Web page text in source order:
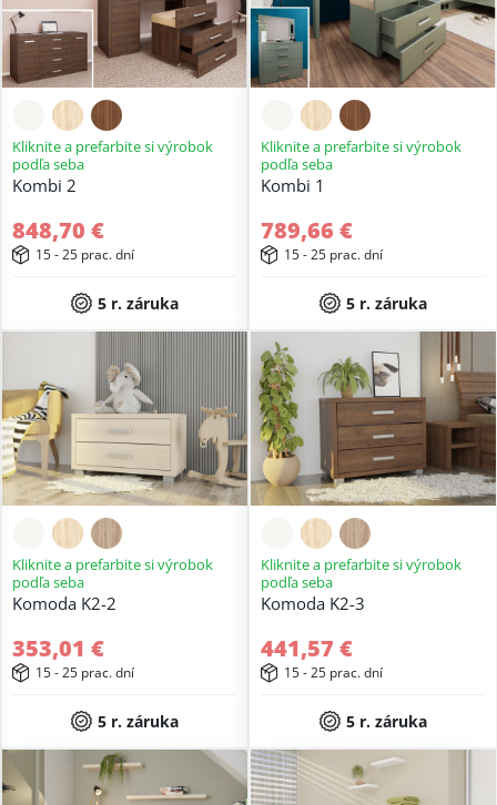
Kliknite a prefarbite si výrobok
podľa seba
Kombi 2
848,70 €
15 - 25 prac. dní
5 r. záruka
Kliknite a prefarbite si výrobok
podľa seba
Kombi 1
789,66 €
15 - 25 prac. dní
5 r. záruka
Kliknite a prefarbite si výrobok
podľa seba
Komoda K2-2
353,01 €
15 - 25 prac. dní
5 r. záruka
Kliknite a prefarbite si výrobok
podľa seba
Komoda K2-3
441,57 €
15 - 25 prac. dní
5 r. záruka